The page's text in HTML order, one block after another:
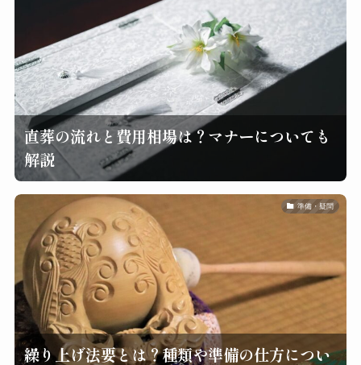
直葬の流れと費用相場は？マナーについても
解説
準備・疑問
繰り上げ法要とは？種類や準備の仕方につい